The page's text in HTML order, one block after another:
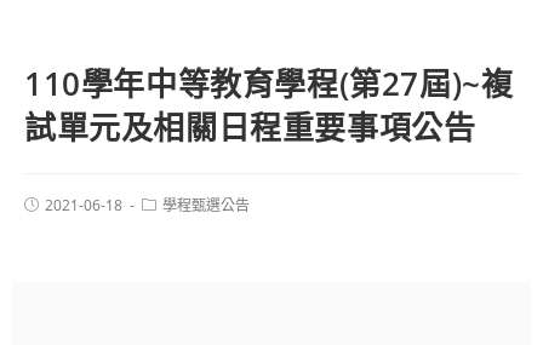
110學年中等教育學程(第27屆)~複
試單元及相關日程重要事項公告
2021-06-18 學程甄選公告